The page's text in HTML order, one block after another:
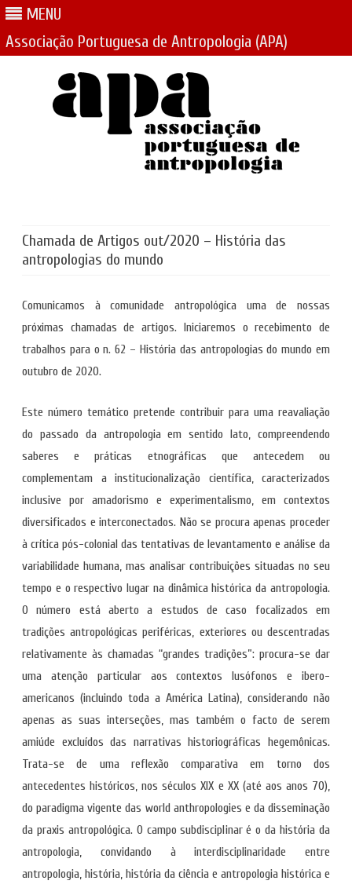
MENU
Associação Portuguesa de Antropologia (APA)
Chamada de Artigos out/2020 – História das
antropologias do mundo
Comunicamos à comunidade antropológica uma de nossas
próximas chamadas de artigos. Iniciaremos o recebimento de
trabalhos para o n. 62 – História das antropologias do mundo em
outubro de 2020.
Este número temático pretende contribuir para uma reavaliação
do passado da antropologia em sentido lato, compreendendo
saberes e práticas etnográficas que antecedem ou
complementam a institucionalização científica, caracterizados
inclusive por amadorismo e experimentalismo, em contextos
diversificados e interconectados. Não se procura apenas proceder
à crítica pós-colonial das tentativas de levantamento e análise da
variabilidade humana, mas analisar contribuições situadas no seu
tempo e o respectivo lugar na dinâmica histórica da antropologia.
O número está aberto a estudos de caso focalizados em
tradições antropológicas periféricas, exteriores ou descentradas
relativamente às chamadas “grandes tradições”: procura-se dar
uma atenção particular aos contextos lusófonos e ibero-
americanos (incluindo toda a América Latina), considerando não
apenas as suas interseções, mas também o facto de serem
amiúde excluídos das narrativas historiográficas hegemônicas.
Trata-se de uma reflexão comparativa em torno dos
antecedentes históricos, nos séculos XIX e XX (até aos anos 70),
do paradigma vigente das world anthropologies e da disseminação
da praxis antropológica. O campo subdisciplinar é o da história da
antropologia, convidando à interdisciplinaridade entre
antropologia, história, história da ciência e antropologia histórica e